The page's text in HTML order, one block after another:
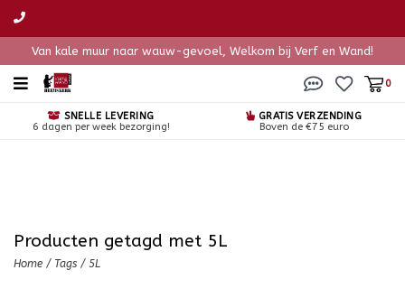
Van kale muur naar wauw-gevoel, Welkom bij Verf en Wand!
0
SNELLE LEVERING
6 dagen per week bezorging!
GRATIS VERZENDING
Boven de €75 euro
Producten getagd met 5L
Home / Tags / 5L